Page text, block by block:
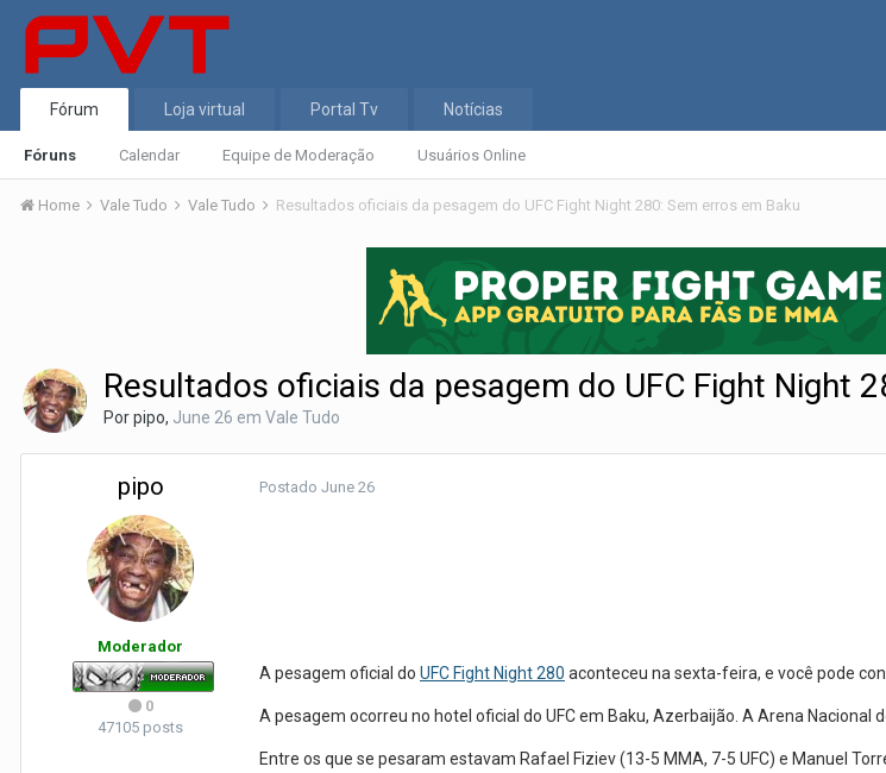
Fórum
Fóruns Calendar Equipe de Moderação Usuários Online
Loja virtual Portal Tv Notícias
Home Vale Tudo Vale Tudo Resultados oficiais da pesagem do UFC Fight Night 280: Sem erros em Baku
Resultados oficiais da pesagem do UFC Fight Night
Porpipo, June 26 em Vale Tudo
pipo
Moderador
0
47105 posts
Postado June 26
A pesagem oficial do UFC Fight Night 280 aconteceu na sexta-feira, e você pode
A pesagem ocorreu no hotel oficial do UFC em Baku, Azerbaijão. A Arena Nacional
Entre os que se pesaram estavam Rafael Fiziev (13-5 MMA, 7-5 UFC) e Manuel